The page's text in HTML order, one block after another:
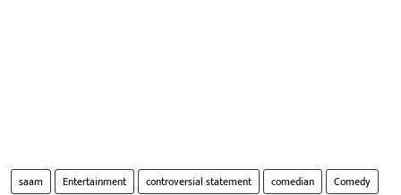
saam Entertainment controversial statement comedian
Comedy